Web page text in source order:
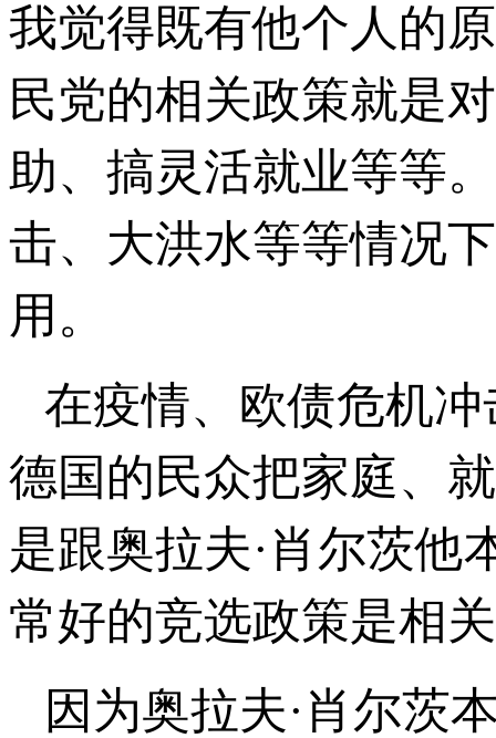
我觉得既有他个人的
民党的相关政策就是
助、搞灵活就业等等
击、大洪水等等情况
用。
在疫情、欧债危机
德国的民众把家庭、
是跟奥拉夫·肖尔茨他
常好的竞选政策是相
因为奥拉夫·肖尔茨